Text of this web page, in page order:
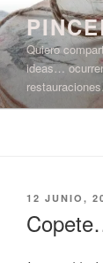
Saltar
al
contenido
Quiero
ideas…
PUBLICADO
12 JUNIO,